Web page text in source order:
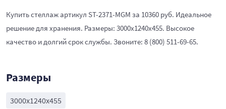
Купить стеллаж артикул ST-2371-MGM за 10360 руб. Идеальное
решение для хранения. Размеры: 3000х1240х455. Высокое
качество и долгий срок службы. Звоните: 8 (800) 511-69-65.
Размеры
3000х1240х455